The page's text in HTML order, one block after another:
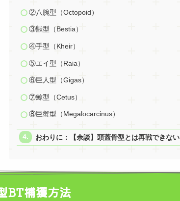
②八腕型（Octopoid）
③獣型（Bestia）
④手型（Kheir）
⑤エイ型（Raia）
⑥巨人型（Gigas）
⑦鯨型（Cetus）
⑧巨蟹型（Megalocarcinus）
おわりに：【余談】頭蓋骨型とは再戦できない
BT捕獲方法